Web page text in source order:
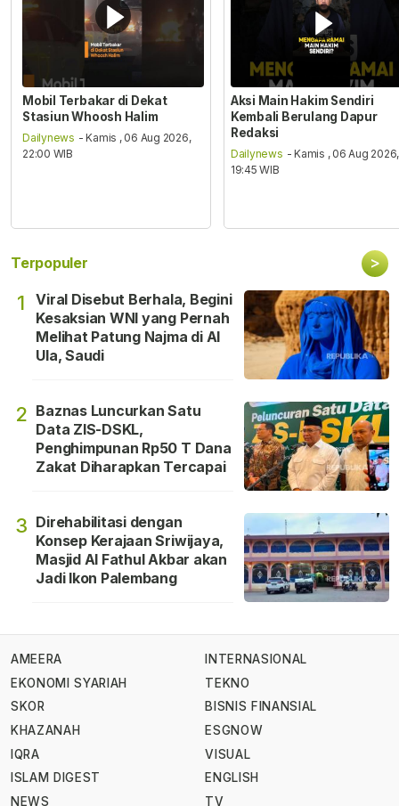
Mobil Terbakar di Dekat
Stasiun Whoosh Halim
Dailynews - Kamis , 06 Aug 2026,
22:00 WIB
Aksi Main Hakim Sendiri
Kembali Berulang Dapur
Redaksi
Dailynews - Kamis , 06 Aug 2026,
19:45 WIB
Terpopuler >
1
Viral Disebut Berhala, Begini
Kesaksian WNI yang Pernah
Melihat Patung Najma di Al
Ula, Saudi
2 Baznas Luncurkan Satu
Data ZIS-DSKL,
Penghimpunan Rp50 T Dana
Zakat Diharapkan Tercapai
3 Direhabilitasi dengan
Konsep Kerajaan Sriwijaya,
Masjid Al Fathul Akbar akan
Jadi Ikon Palembang
AMEERA
EKONOMI SYARIAH
SKOR
KHAZANAH
IQRA
ISLAM DIGEST
NEWS
INTERNASIONAL
TEKNO
BISNIS FINANSIAL
ESGNOW
VISUAL
ENGLISH
TV